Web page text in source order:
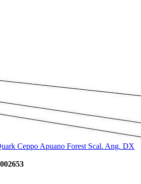
Ceppo Apuano Forest Scal. Ang. DX